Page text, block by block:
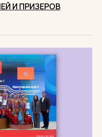
И ПРИЗЕРОВ